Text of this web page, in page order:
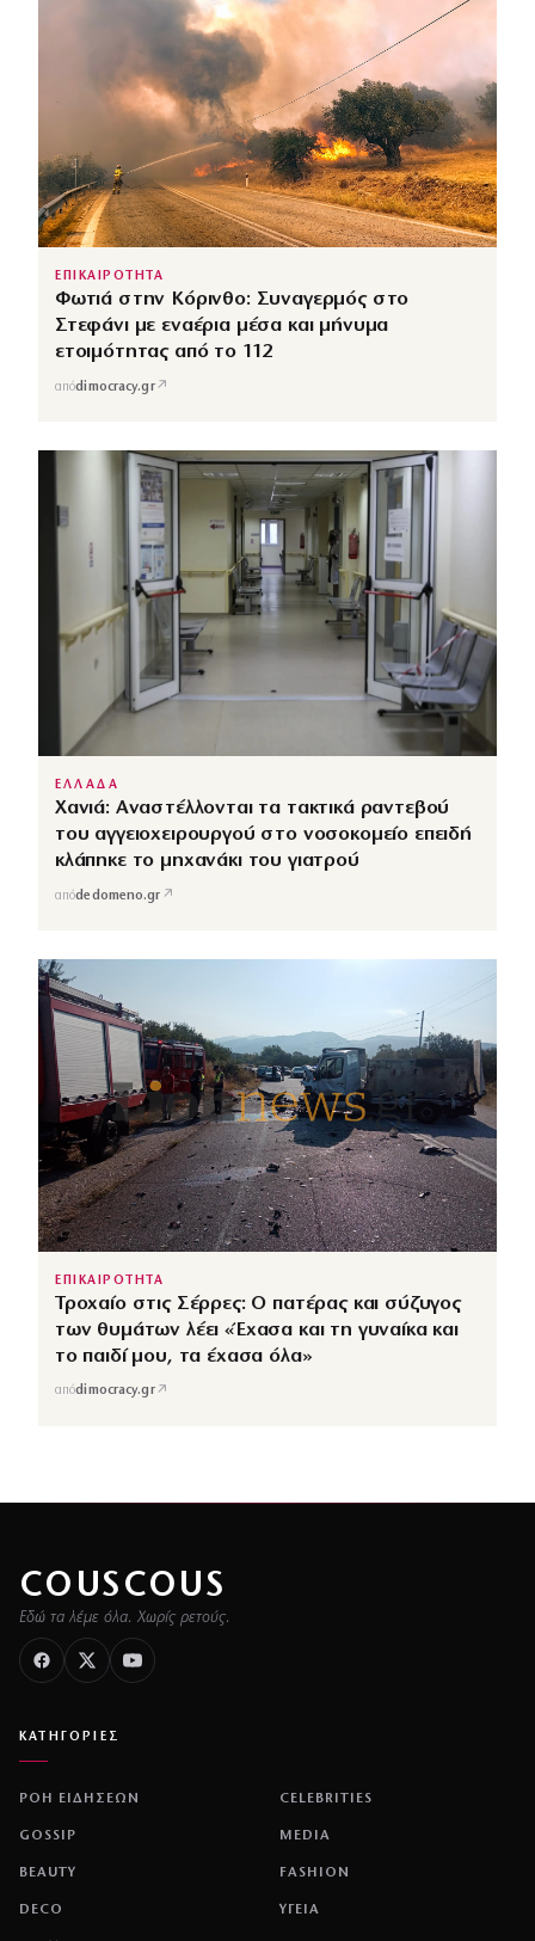
ΕΠΙΚΑΙΡΟΤΗΤΑ
Φωτιά στην Κόρινθο: Συναγερμός στο
Στεφάνι με εναέρια μέσα και μήνυμα
ετοιμότητας από το 112
απόdimocracy.gr↗
ΕΛΛΑΔΑ
Χανιά: Αναστέλλονται τα τακτικά ραντεβού
του αγγειοχειρουργού στο νοσοκομείο επειδή
κλάπηκε το μηχανάκι του γιατρού
απόdedomeno.gr ↗
ΕΠΙΚΑΙΡΟΤΗΤΑ
Τροχαίο στις Σέρρες: Ο πατέρας και σύζυγος
των θυμάτων λέει «Έχασα και τη γυναίκα και
το παιδί μου, τα έχασα όλα»
απόdimocracy.gr↗
COUSCOUS
Εδώ τα λέμε όλα. Χωρίς ρετούς.
ΚΑΤΗΓΟΡΙΕΣ
ΡΟΗ ΕΙΔΗΣΕΩΝ CELEBRITIES
GOSSIP MEDIA
BEAUTY FASHION
DECO ΥΓΕΙΑ